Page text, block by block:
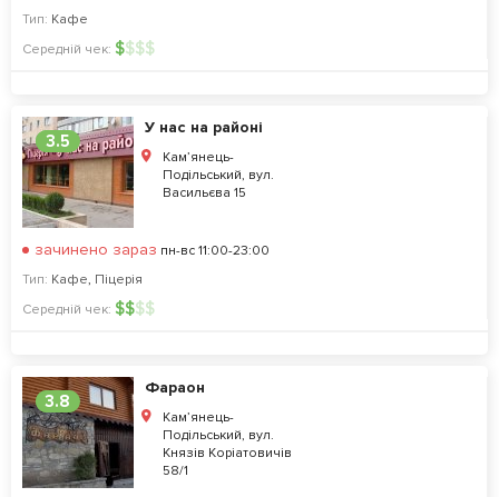
Тип: Кафе
Середній чек: $$$$
3.5
У нас на районі
Кам’янець-
Подільський, вул.
Васильєва 15
зачинено зараз пн-вс 11:00-23:00
Тип: Кафе, Піцерія
Середній чек: $$$$
3.8
Фараон
Кам’янець-
Подільський, вул.
Князів Коріатовичів
58/1